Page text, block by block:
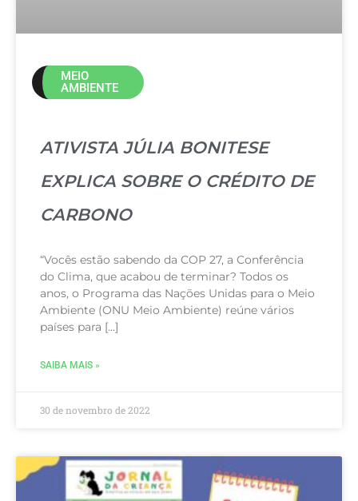
MEIO
AMBIENTE
ATIVISTA JÚLIA BONITESE
EXPLICA SOBRE O CRÉDITO DE
CARBONO
“Vocês estão sabendo da COP 27, a Conferência
do Clima, que acabou de terminar? Todos os
anos, o Programa das Nações Unidas para o Meio
Ambiente (ONU Meio Ambiente) reúne vários
países para […]
SAIBA MAIS »
30 de novembro de 2022